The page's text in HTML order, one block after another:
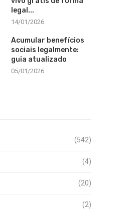
legal...
14/01/2026
Acumular benefícios
sociais legalmente:
guia atualizado
05/01/2026
(542)
(4)
(20)
(2)